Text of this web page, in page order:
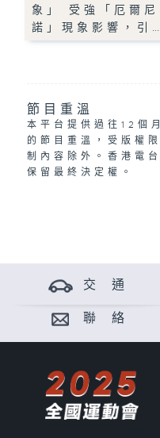
象」 受強「厄爾尼
諾」現象影響，引…
節目重溫
本平台提供過往12個月
的節目重溫，受版權限
制內容除外。香港電台
保留最終決定權。
交 通
聯 絡